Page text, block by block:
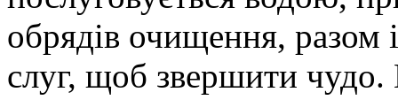
обрядів очищення, разом
слуг, щоб звершити